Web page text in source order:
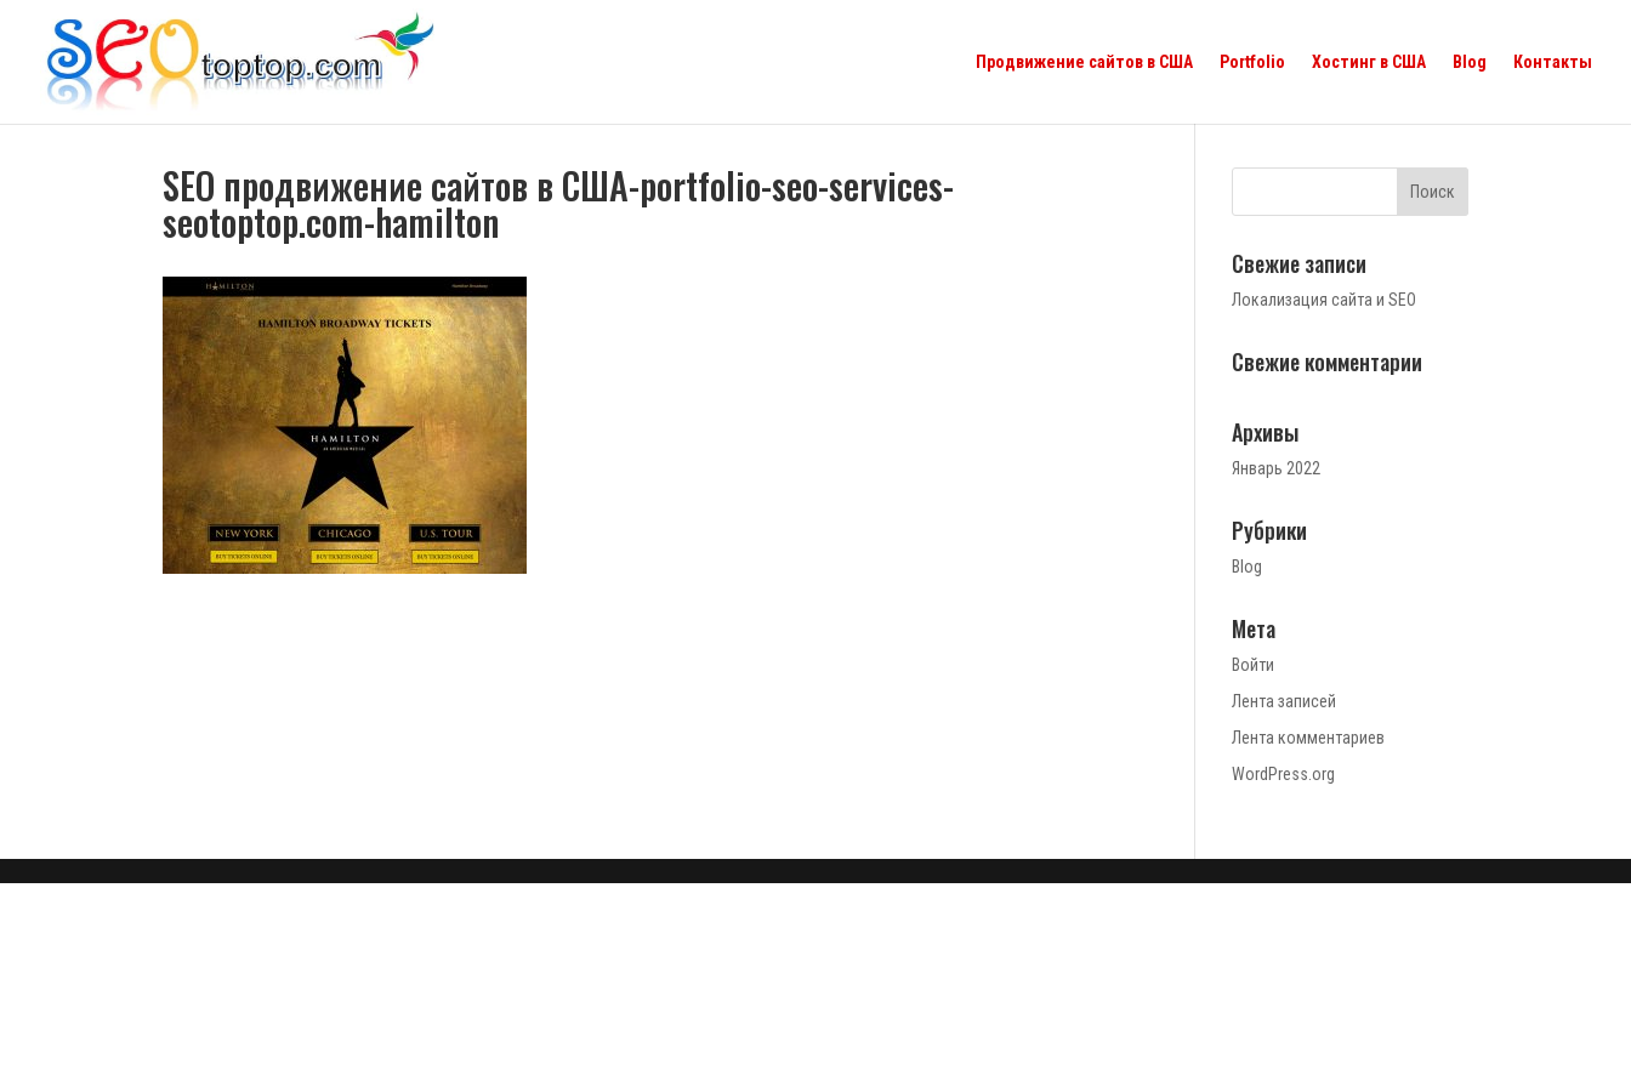
Продвижение сайтов в США Portfolio Хостинг в США Blog Контакты
SEO продвижение сайтов в США-portfolio-seo-services-
seotoptop.com-hamilton
Свежие записи
Локализация сайта и SEO
Свежие комментарии
Архивы
Январь 2022
Рубрики
Blog
Мета
Войти
Лента записей
Лента комментариев
WordPress.org